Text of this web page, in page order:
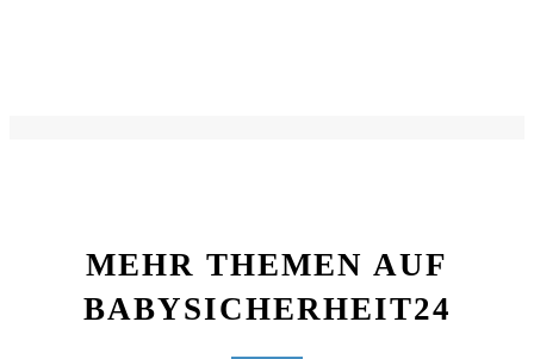
MEHR THEMEN AUF
BABYSICHERHEIT24